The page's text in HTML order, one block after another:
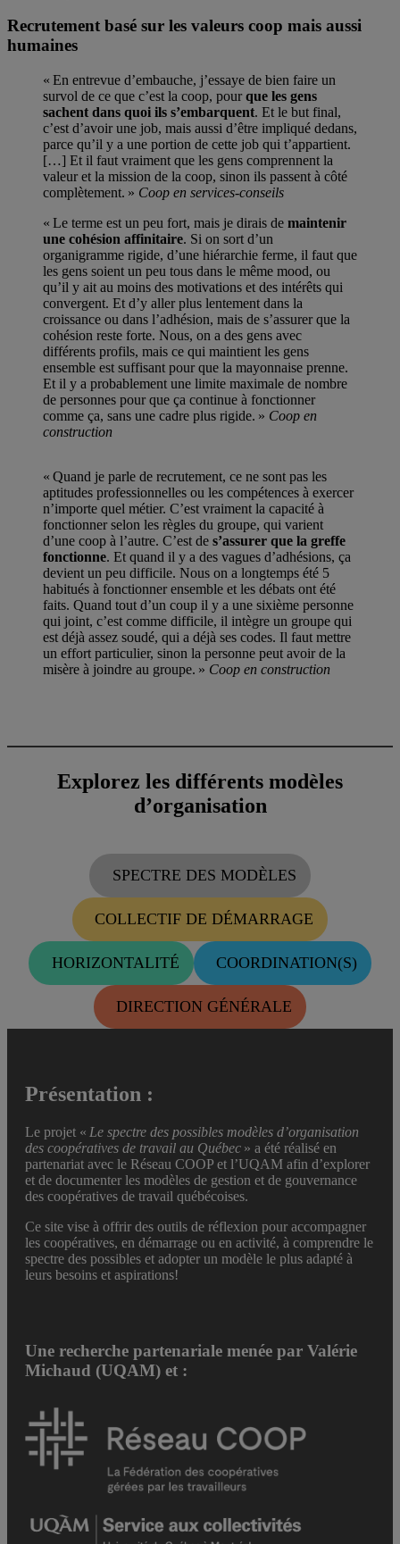
Recrutement basé sur les valeurs coop mais aussi
humaines
« En entrevue d’embauche, j’essaye de bien faire un
survol de ce que c’est la coop, pourque les gens
sachent dans quoi ils s’embarquent. Et le but final,
c’est d’avoir une job, mais aussi d’être impliqué dedans,
parce qu’il y a une portion de cette job qui t’appartient.
[…] Et il faut vraiment que les gens comprennent la
valeur et la mission de la coop, sinon ils passent à côté
complètement. » Coop en services-conseils
« Le terme est un peu fort, mais je dirais de maintenir
une cohésion affinitaire. Si on sort d’un
organigramme rigide, d’une hiérarchie ferme, il faut que
les gens soient un peu tous dans le même mood, ou
qu’il y ait au moins des motivations et des intérêts qui
convergent. Et d’y aller plus lentement dans la
croissance ou dans l’adhésion, mais de s’assurer que la
cohésion reste forte. Nous, on a des gens avec
différents profils, mais ce qui maintient les gens
ensemble est suffisant pour que la mayonnaise prenne.
Et il y a probablement une limite maximale de nombre
de personnes pour que ça continue à fonctionner
comme ça, sans une cadre plus rigide. » Coop en
construction
« Quand je parle de recrutement, ce ne sont pas les
aptitudes professionnelles ou les compétences à exercer
n’importe quel métier. C’est vraiment la capacité à
fonctionner selon les règles du groupe, qui varient
d’une coop à l’autre. C’est de s’assurer que la greffe
fonctionne. Et quand il y a des vagues d’adhésions, ça
devient un peu difficile. Nous on a longtemps été 5
habitués à fonctionner ensemble et les débats ont été
faits. Quand tout d’un coup il y a une sixième personne
qui joint, c’est comme difficile, il intègre un groupe qui
est déjà assez soudé, qui a déjà ses codes. Il faut mettre
un effort particulier, sinon la personne peut avoir de la
misère à joindre au groupe. » Coop en construction
Explorez les différents modèles
d’organisation
SPECTRE DES MODÈLES
COLLECTIF DE DÉMARRAGE
HORIZONTALITÉ COORDINATION(S)
DIRECTION GÉNÉRALE
Présentation :
Le projet « Le spectre des possibles modèles d’organisation
des coopératives de travail au Québec » a été réalisé en
partenariat avec le Réseau COOP et l’UQAM afin d’explorer
et de documenter les modèles de gestion et de gouvernance
des coopératives de travail québécoises.
Ce site vise à offrir des outils de réflexion pour accompagner
les coopératives, en démarrage ou en activité, à comprendre le
spectre des possibles et adopter un modèle le plus adapté à
leurs besoins et aspirations!
Une recherche partenariale menée par Valérie
Michaud (UQAM) et :